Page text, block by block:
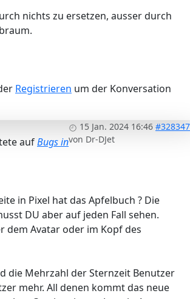
nichts zu ersetzen, ausser durch
Registrieren um der Konversation
15 Jan. 2024 16:46 #328347
von Dr-DJet
aufBugs in
in Pixel hat das Apfelbuch ? Die
DU aber auf jeden Fall sehen.
dem Avatar oder im Kopf des
die Mehrzahl der Sternzeit Benutzer
mehr. All denen kommt das neue